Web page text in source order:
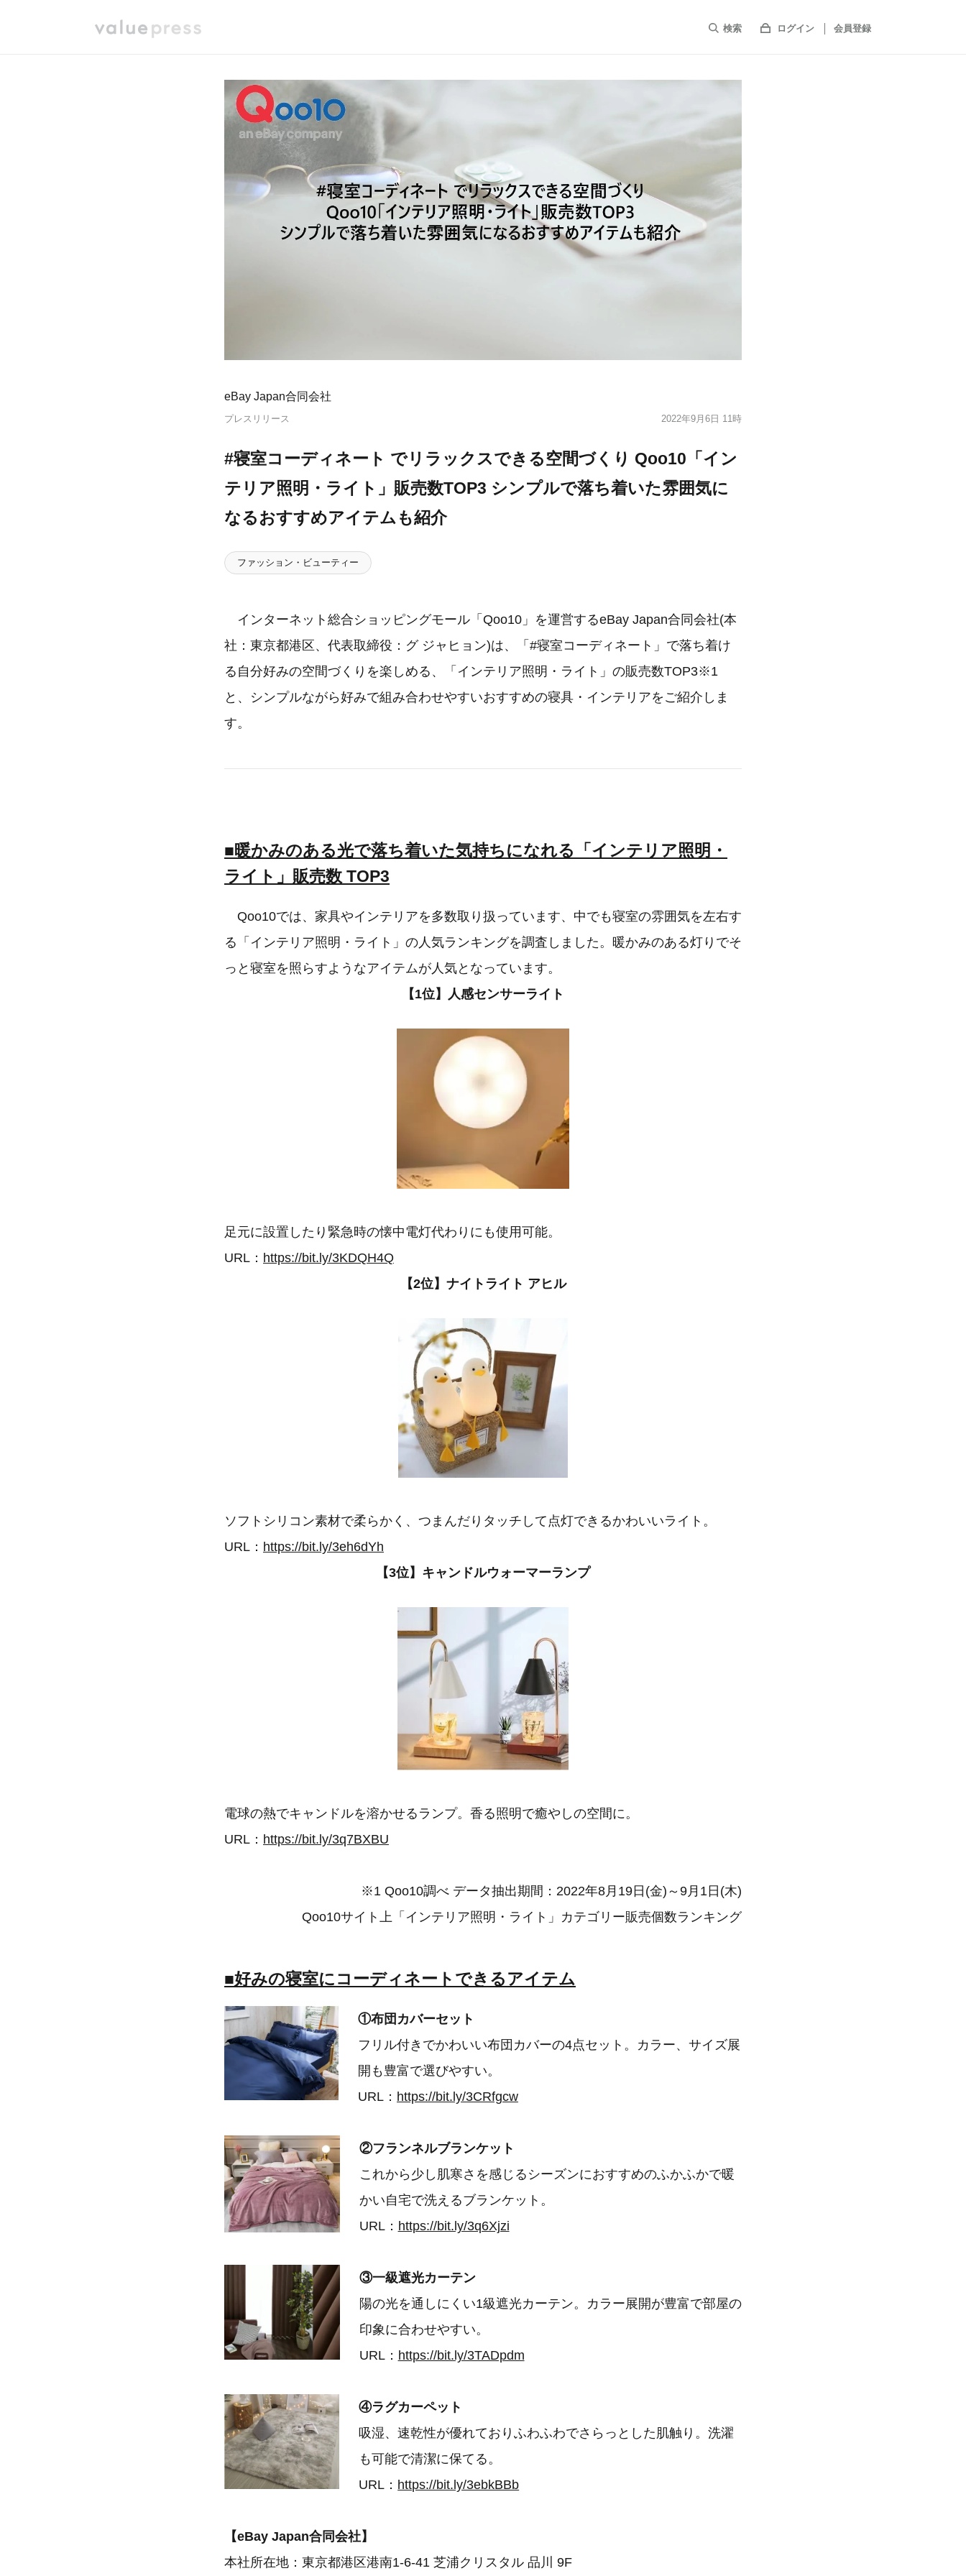
検索 ログイン 会員登録
eBay Japan合同会社
プレスリリース 2022年9月6日 11時
#寝室コーディネート でリラックスできる空間づくり Qoo10「イン
テリア照明・ライト」販売数TOP3 シンプルで落ち着いた雰囲気に
なるおすすめアイテムも紹介
ファッション・ビューティー
インターネット総合ショッピングモール「Qoo10」を運営するeBay Japan合同会社(本
社：東京都港区、代表取締役：グ ジャヒョン)は、「#寝室コーディネート」で落ち着け
る自分好みの空間づくりを楽しめる、「インテリア照明・ライト」の販売数TOP3※1
と、シンプルながら好みで組み合わせやすいおすすめの寝具・インテリアをご紹介しま
す。
■暖かみのある光で落ち着いた気持ちになれる「インテリア照明・
ライト」販売数 TOP3
Qoo10では、家具やインテリアを多数取り扱っています、中でも寝室の雰囲気を左右す
る「インテリア照明・ライト」の人気ランキングを調査しました。暖かみのある灯りでそ
っと寝室を照らすようなアイテムが人気となっています。
【1位】人感センサーライト
足元に設置したり緊急時の懐中電灯代わりにも使用可能。
URL： https://bit.ly/3KDQH4Q
【2位】ナイトライト アヒル
ソフトシリコン素材で柔らかく、つまんだりタッチして点灯できるかわいいライト。
URL： https://bit.ly/3eh6dYh
【3位】キャンドルウォーマーランプ
電球の熱でキャンドルを溶かせるランプ。香る照明で癒やしの空間に。
URL： https://bit.ly/3q7BXBU
※1 Qoo10調べ データ抽出期間：2022年8月19日(金)～9月1日(木)
Qoo10サイト上「インテリア照明・ライト」カテゴリー販売個数ランキング
■好みの寝室にコーディネートできるアイテム
①布団カバーセット
フリル付きでかわいい布団カバーの4点セット。カラー、サイズ展
開も豊富で選びやすい。
URL： https://bit.ly/3CRfgcw
②フランネルブランケット
これから少し肌寒さを感じるシーズンにおすすめのふかふかで暖
かい自宅で洗えるブランケット。
URL： https://bit.ly/3q6Xjzi
③一級遮光カーテン
陽の光を通しにくい1級遮光カーテン。カラー展開が豊富で部屋の
印象に合わせやすい。
URL： https://bit.ly/3TADpdm
④ラグカーペット
吸湿、速乾性が優れておりふわふわでさらっとした肌触り。洗濯
も可能で清潔に保てる。
URL： https://bit.ly/3ebkBBb
【eBay Japan合同会社】
本社所在地：東京都港区港南1-6-41 芝浦クリスタル 品川 9F